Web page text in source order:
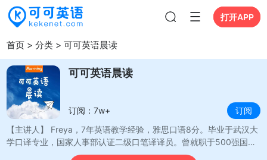
打开APP
首页 >分类 >可可英语晨读
可可英语晨读
订阅：7w+
订阅
【主讲人】 Freya，7年英语教学经验，雅思口语8分。毕业于武汉大
学口译专业，国家人事部认证二级口笔译译员。曾就职于500强国企
海外部，担任世界低碳生态博览会交传译员，全国英语辩论赛精英辩
打开APP